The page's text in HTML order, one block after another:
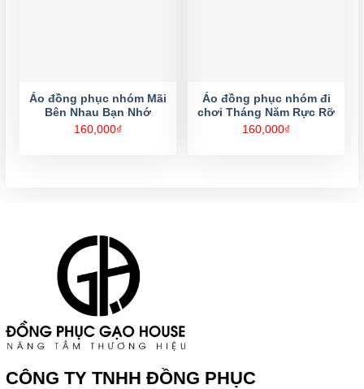
Áo đồng phục nhóm Mãi
Bên Nhau Bạn Nhớ
160,000₫
Áo đồng phục nhóm đi
chơi Tháng Năm Rực Rỡ
160,000₫
CÔNG TY TNHH ĐỒNG PHỤC